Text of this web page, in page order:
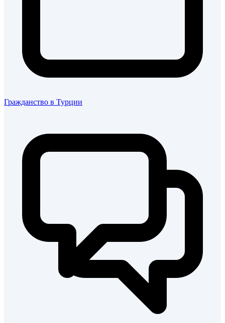
Гражданство в Турции